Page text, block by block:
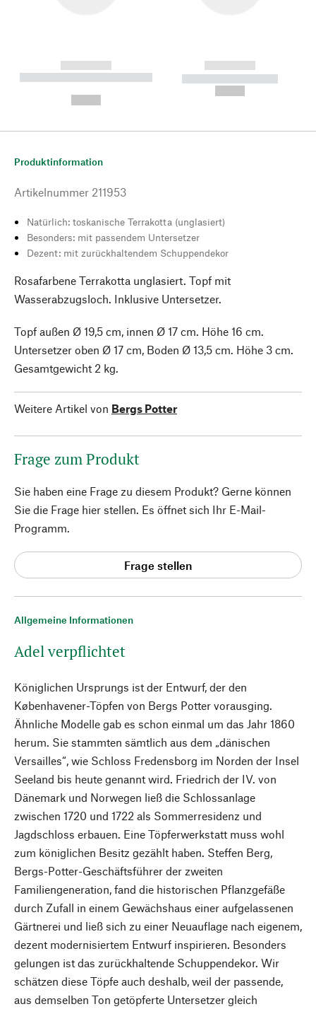
------------
----------- ----------- --------
------------
----------- -----------
Allgemeine Informationen
Adel verpflichtet
Königlichen Ursprungs ist der Entwurf, der den
Københavener-Töpfen von Bergs Potter vorausging.
Ähnliche Modelle gab es schon einmal um das Jahr 1860
herum. Sie stammten sämtlich aus dem „dänischen
Versailles“, wie Schloss Fredensborg im Norden der Insel
Seeland bis heute genannt wird. Friedrich der IV. von
Dänemark und Norwegen ließ die Schlossanlage
zwischen 1720 und 1722 als Sommerresidenz und
Jagdschloss erbauen. Eine Töpferwerkstatt muss wohl
zum königlichen Besitz gezählt haben. Steffen Berg,
Bergs-Potter-Geschäftsführer der zweiten
Familiengeneration, fand die historischen Pflanzgefäße
durch Zufall in einem Gewächshaus einer aufgelassenen
Gärtnerei und ließ sich zu einer Neuauflage nach eigenem,
dezent modernisiertem Entwurf inspirieren. Besonders
gelungen ist das zurückhaltende Schuppendekor. Wir
schätzen diese Töpfe auch deshalb, weil der passende,
aus demselben Ton getöpferte Untersetzer gleich
Produktinformation
Artikelnummer 211953
Natürlich: toskanische Terrakotta (unglasiert)
Besonders: mit passendem Untersetzer
Dezent: mit zurückhaltendem Schuppendekor
Rosafarbene Terrakotta unglasiert. Topf mit
Wasserabzugsloch. Inklusive Untersetzer.
Topf außen Ø 19,5 cm, innen Ø 17 cm. Höhe 16 cm.
Untersetzer oben Ø 17 cm, Boden Ø 13,5 cm. Höhe 3 cm.
Gesamtgewicht 2 kg.
Weitere Artikel von Bergs Potter
Frage zum Produkt
Sie haben eine Frage zu diesem Produkt? Gerne können
Sie die Frage hier stellen. Es öffnet sich Ihr E-Mail-
Programm.
Frage stellen